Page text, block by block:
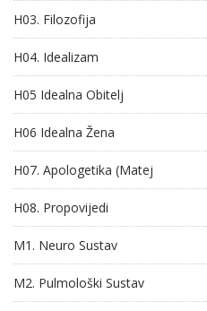
H03. Filozofija
H04. Idealizam
H05 Idealna Obitelj
H06 Idealna Žena
H07. Apologetika (Matej
H08. Propovijedi
M1. Neuro Sustav
M2. Pulmološki Sustav